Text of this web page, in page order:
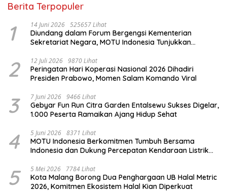
Berita Terpopuler
1 14 Juni 2026 525657 Lihat
Diundang dalam Forum Bergengsi Kementerian
Sekretariat Negara, MOTU Indonesia Tunjukkan
2 12 Juli 2026 9870 Lihat
Peringatan Hari Koperasi Nasional 2026 Dihadiri
Presiden Prabowo, Momen Salam Komando Viral
3 7 Juni 2026 9466 Lihat
Gebyar Fun Run Citra Garden Entalsewu Sukses Digelar,
1.000 Peserta Ramaikan Ajang Hidup Sehat
4 5 Juni 2026 8371 Lihat
MOTU Indonesia Berkomitmen Tumbuh Bersama
Indonesia dan Dukung Percepatan Kendaraan Listrik
5 5 Mei 2026 7784 Lihat
Kota Malang Borong Dua Penghargaan UB Halal Metric
2026, Komitmen Ekosistem Halal Kian Diperkuat